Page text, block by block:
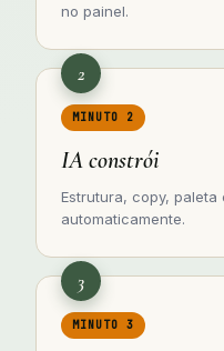
no painel.
2
MINUTO 2
IA constrói
Estrutura, copy, paleta
automaticamente.
3
MINUTO 3